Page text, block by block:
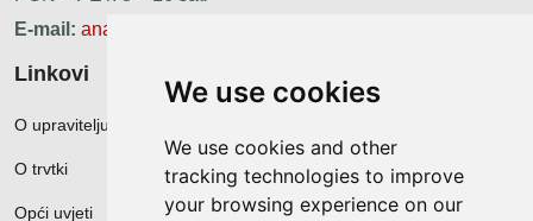
We use cookies
We use cookies and other
tracking technologies to improve
your browsing experience on our
E-mail: ana.zunec@ac-group.hr
Linkovi
O upravitelju web portala
O trvtki
Opći uvjeti